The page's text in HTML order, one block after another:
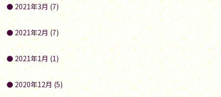
2021年3月 (7)
2021年2月 (7)
2021年1月 (1)
2020年12月 (5)